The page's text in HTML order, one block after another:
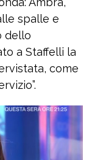
spalle e
dello
a Staffelli la
come